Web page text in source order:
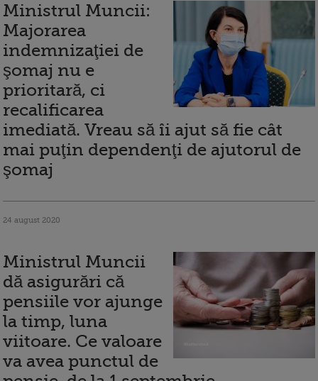
Ministrul Muncii:
Majorarea
indemnizaţiei de
şomaj nu e
prioritară, ci
recalificarea
imediată. Vreau să îi ajut să fie cât
mai puţin dependenţi de ajutorul de
şomaj
24 august 2020
Ministrul Muncii
dă asigurări că
pensiile vor ajunge
la timp, luna
viitoare. Ce valoare
va avea punctul de